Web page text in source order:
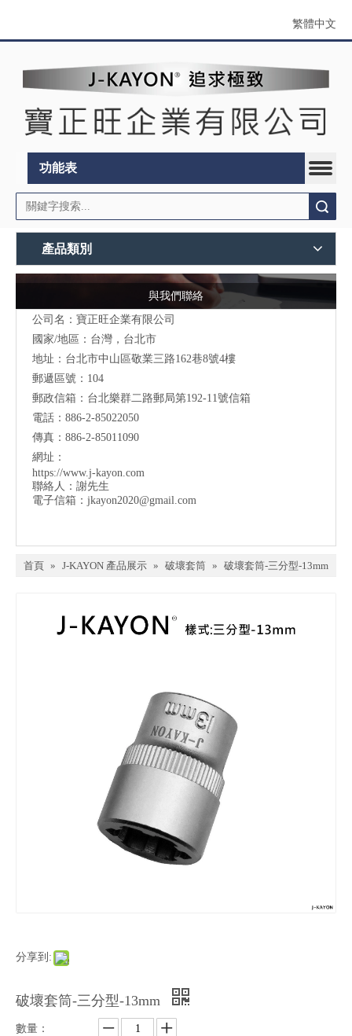
繁體中文
功能表
產品類別
與我們聯絡
公司名：寶正旺企業有限公司
國家/地區：台灣，台北市
地址：台北市中山區敬業三路162巷8號4樓
郵遞區號：104
郵政信箱：台北樂群二路郵局第192-11號信箱
電話：886-2-85022050
傳真：886-2-85011090
網址：
https://www.j-kayon.com
聯絡人：謝先生
電子信箱： jkayon2020@gmail.com
首頁 » J-KAYON 產品展示 » 破壞套筒 » 破壞套筒-三分型-13mm
分享到:
破壞套筒-三分型-13mm
數量：